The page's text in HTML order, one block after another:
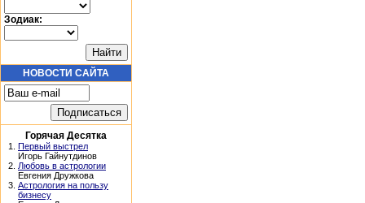
Зодиак:
НОВОСТИ САЙТА
Горячая Десятка
1. Первый выстрел
Игорь Гайнутдинов
2. Любовь в астрологии
Евгения Дружкова
3. Астрология на пользу
бизнесу